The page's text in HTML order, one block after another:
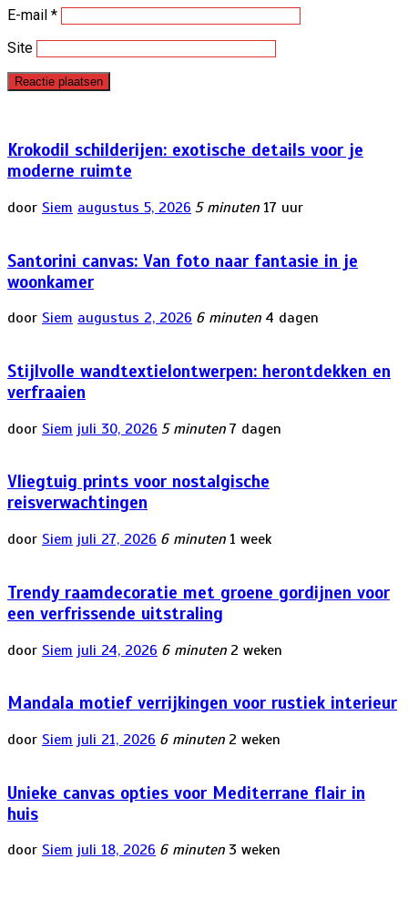
E-mail *
Site
Krokodil schilderijen: exotische details voor je
moderne ruimte
door Siem augustus 5, 2026 5 minuten 17 uur
Santorini canvas: Van foto naar fantasie in je
woonkamer
door Siem augustus 2, 2026 6 minuten 4 dagen
Stijlvolle wandtextielontwerpen: herontdekken en
verfraaien
door Siem juli 30, 2026 5 minuten 7 dagen
Vliegtuig prints voor nostalgische
reisverwachtingen
door Siem juli 27, 2026 6 minuten 1 week
Trendy raamdecoratie met groene gordijnen voor
een verfrissende uitstraling
door Siem juli 24, 2026 6 minuten 2 weken
Mandala motief verrijkingen voor rustiek interieur
door Siem juli 21, 2026 6 minuten 2 weken
Unieke canvas opties voor Mediterrane flair in
huis
door Siem juli 18, 2026 6 minuten 3 weken